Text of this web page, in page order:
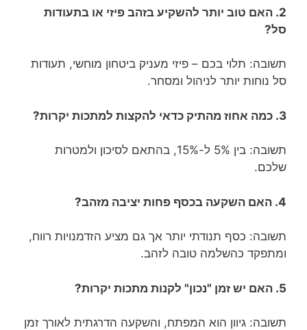
2. האם טוב יותר להשקיע בזהב פיזי או בתעודות
סל?
תשובה: תלוי בכם – פיזי מעניק ביטחון מוחשי, תעודות
סל נוחות יותר לניהול ומסחר.
3. כמה אחוז מהתיק כדאי להקצות למתכות יקרות?
תשובה: בין 5% ל-15%, בהתאם לסיכון ולמטרות
שלכם.
4. האם השקעה בכסף פחות יציבה מזהב?
תשובה: כסף תנודתי יותר אך גם מציע הזדמנויות רווח,
ומתפקד כהשלמה טובה לזהב.
5. האם יש זמן "נכון" לקנות מתכות יקרות?
תשובה: גיוון הוא המפתח, והשקעה הדרגתית לאורך זמן